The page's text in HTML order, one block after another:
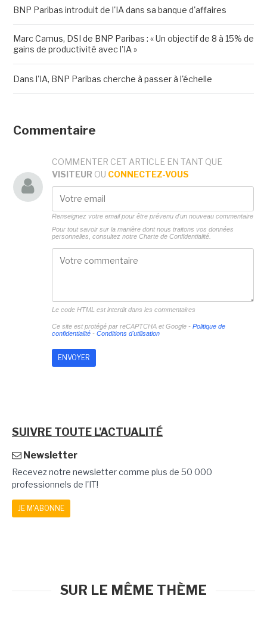
BNP Paribas introduit de l'IA dans sa banque d'affaires
Marc Camus, DSI de BNP Paribas : « Un objectif de 8 à 15% de
gains de productivité avec l'IA »
Dans l'IA, BNP Paribas cherche à passer à l'échelle
Commentaire
COMMENTER CET ARTICLE EN TANT QUE
VISITEUR OU CONNECTEZ-VOUS
Renseignez votre email pour être prévenu d'un nouveau commentaire
Pour tout savoir sur la manière dont nous traitons vos données
personnelles, consultez notre Charte de Confidentialité.
Le code HTML est interdit dans les commentaires
Ce site est protégé par reCAPTCHA et Google - Politique de
confidentialité- Conditions d'utilisation
SUIVRE TOUTE L'ACTUALITÉ
Newsletter
Recevez notre newsletter comme plus de 50 000
professionnels de l'IT!
JE M'ABONNE
SUR LE MÊME THÈME